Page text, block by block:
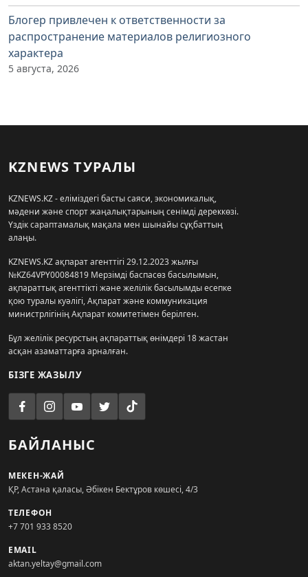
Блогер привлечен к ответственности за
распространение материалов религиозного
характера
5 августа, 2026
KZNEWS ТУРАЛЫ
KZNEWS.KZ - еліміздегі басты саяси, экономикалық,
мәдени және спорт жаңалықтарының сенімді дереккөзі.
Үздік сараптамалық мақала мен шынайы сұқбаттың
алаңы.
KZNEWS.KZ ақпарат агенттігі 29.12.2023 жылғы
№KZ64VPY00084819 Мерзімді баспасөз басылымын,
ақпараттық агенттікті және желілік басылымды есепке
қою туралы куәлігі, Ақпарат және коммуникация
министрлігінің Ақпарат комитетімен берілген.
Бұл желілік ресурстың ақпараттық өнімдері 18 жастан
асқан азаматтарға арналған.
БІЗГЕ ЖАЗЫЛУ
БАЙЛАНЫС
МЕКЕН-ЖАЙ
ҚР, Астана қаласы, Әбікен Бектұров көшесі, 4/3
ТЕЛЕФОН
+7 701 933 8520
EMAIL
aktan.yeltay@gmail.com